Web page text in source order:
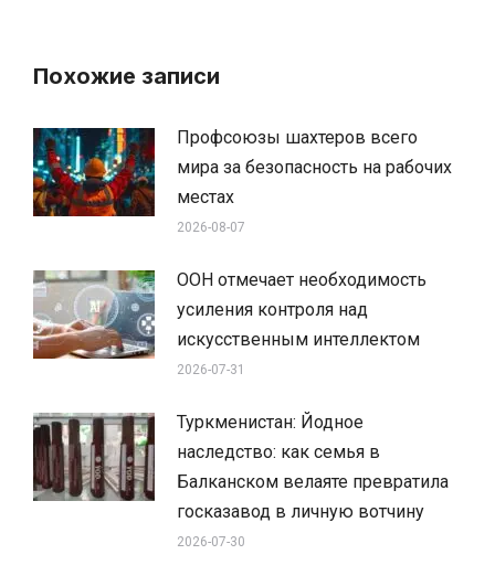
Похожие записи
Профсоюзы шахтеров всего
мира за безопасность на рабочих
местах
2026-08-07
ООН отмечает необходимость
усиления контроля над
искусственным интеллектом
2026-07-31
Туркменистан: Йодное
наследство: как семья в
Балканском велаяте превратила
госказавод в личную вотчину
2026-07-30